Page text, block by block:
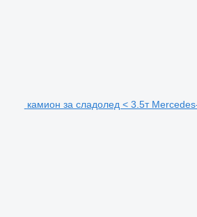
камион за сладолед < 3.5т